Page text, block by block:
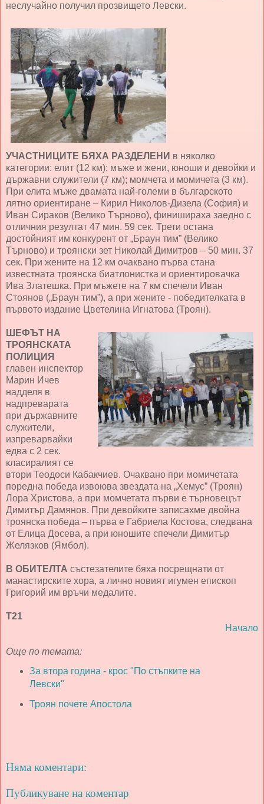
неслучайно получил прозвището Левски.
УЧАСТНИЦИТЕ БЯХА РАЗДЕЛЕНИ в няколко
категории: елит (12 км); мъже и жени, юноши и девойки и
държавни служители (7 км); момчета и момичета (3 км).
При елита мъже двамата най-големи в българското
лятно ориентиране – Кирил Николов-Дизела (София) и
Иван Сираков (Велико Търново), финишираха заедно с
отличния резултат 47 мин. 59 сек. Трети остана
достойният им конкурент от „Браун тим” (Велико
Търново) и троянски зет Николай Димитров – 50 мин. 37
сек. При жените на 12 км очаквано първа стана
известната троянска биатлонистка и ориентировачка
Ива Златешка. При мъжете на 7 км спечели Иван
Стоянов („Браун тим”), а при жените - победителката в
първото издание Цветелина Игнатова (Троян).
ШЕФЪТ НА
ТРОЯНСКАТА
ПОЛИЦИЯ
главен инспектор
Марин Ичев
надделя в
надпреварата
при държавните
служители,
изпреварвайки
едва с 2 сек.
класиралият се
втори Теодоси Кабакчиев. Очаквано при момичетата
поредна победа извоюва звездата на „Хемус” (Троян)
Лора Христова, а при момчетата първи е търновецът
Димитър Дамянов. При девойките записахме двойна
троянска победа – първа е Габриела Костова, следвана
от Елица Досева, а при юношите спечели Димитър
Желязков (Ямбол).
В ОБИТЕЛТА състезателите бяха посрещнати от
манастирските хора, а лично новият игумен епископ
Григорий им връчи медалите.
Т21
Начало
Още по темата:
За втора година - крос "По стъпките на
Левски"
Троян почете Апостола
Няма коментари:
Публикуване на коментар